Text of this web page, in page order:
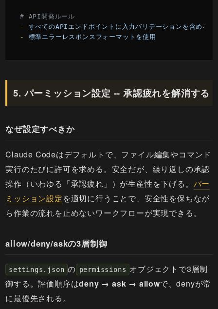
# API開発ルール
-
すべてのAPIエンドポイントに入力バリデーションを含める
-
標準エラーレスポンスフォーマットを使用
5. パーミッション設定 -- 承認疲れを解消する
なぜ設定すべきか
Claude Codeはデフォルトで、ファイル編集やコマンド
実行のたびに許可を求める。安全だが、繰り返しの承認
操作（いわゆる「承認疲れ」）が生産性を下げる。 パー
ミッション設定を適切に行うことで、安全性を保ちなが
ら作業の流れを止めないワークフローが実現できる。
allow/deny/askの3層制御
settings.json の permissions オブジェクトで3層制
御する。評価順序はdeny → ask → allowで、denyが常
に最優先される。